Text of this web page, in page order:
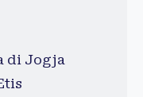
di Jogja